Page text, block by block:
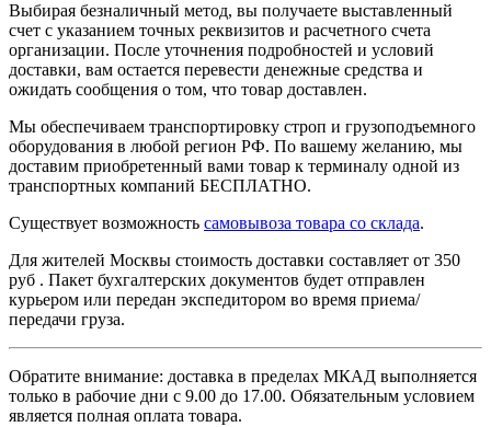
Выбирая безналичный метод, вы получаете выставленный
счет с указанием точных реквизитов и расчетного счета
организации. После уточнения подробностей и условий
доставки, вам остается перевести денежные средства и
ожидать сообщения о том, что товар доставлен.
Мы обеспечиваем транспортировку строп и грузоподъемного
оборудования в любой регион РФ. По вашему желанию, мы
доставим приобретенный вами товар к терминалу одной из
транспортных компаний БЕСПЛАТНО.
Существует возможность самовывоза товара со склада.
Для жителей Москвы стоимость доставки составляет от 350
руб . Пакет бухгалтерских документов будет отправлен
курьером или передан экспедитором во время приема/
передачи груза.
Обратите внимание: доставка в пределах МКАД выполняется
только в рабочие дни с 9.00 до 17.00. Обязательным условием
является полная оплата товара.